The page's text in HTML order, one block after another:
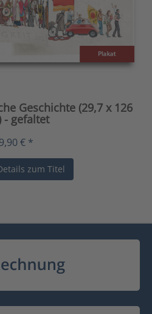
Geschichte (29,7 x 126
- gefaltet
9,90 € *
zum Titel